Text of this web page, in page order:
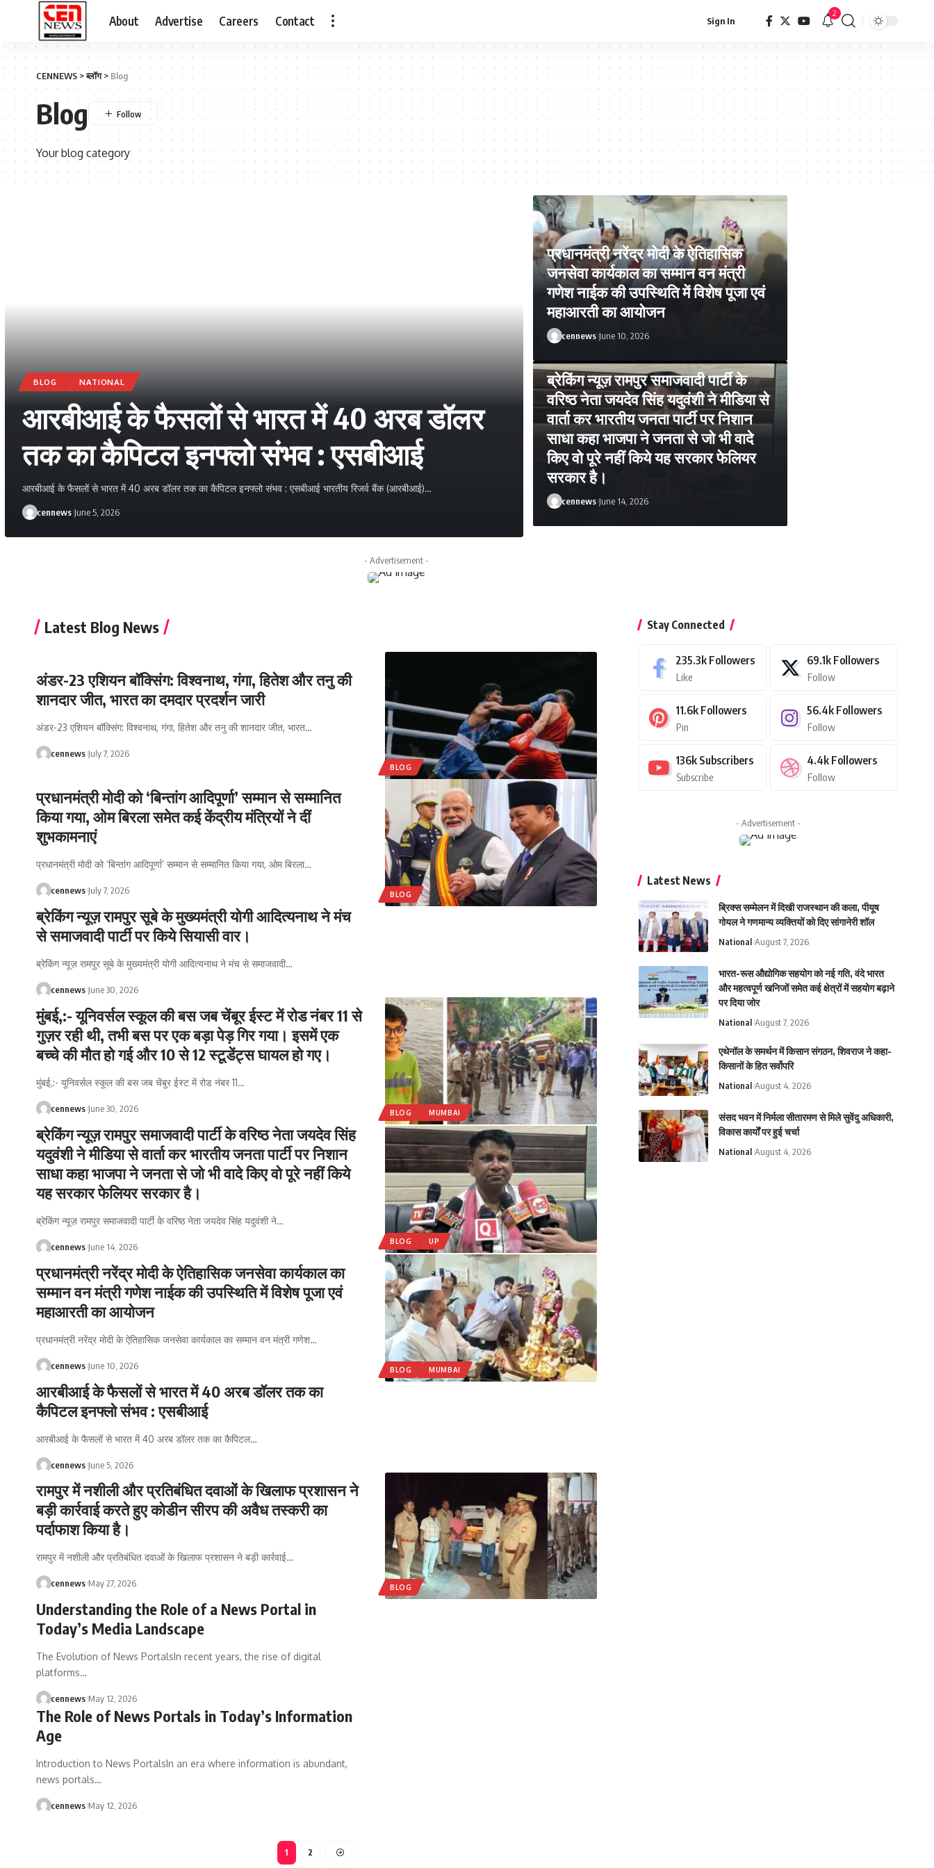
About Advertise Careers Contact Sign In
2
CENNEWS>ब्लॉग>Blog
Blog
Your blog category
BLOG NATIONAL
आरबीआई के फैसलों से भारत में 40 अरब डॉलर
तक का कैपिटल इनफ्लो संभव : एसबीआई
आरबीआई के फैसलों से भारत में 40 अरब डॉलर तक का कैपिटल इनफ्लो संभव : एसबीआई भारतीय रिजर्व बैंक (आरबीआई)…
cennews June 5, 2026 cennews
प्रधानमंत्री नरेंद्र मोदी के ऐतिहासिक
जनसेवा कार्यकाल का सम्मान वन मंत्री
गणेश नाईक की उपस्थिति में विशेष पूजा एवं
महाआरती का आयोजन
cennews June 10, 2026
ब्रेकिंग न्यूज़ रामपुर समाजवादी पार्टी के
वरिष्ठ नेता जयदेव सिंह यदुवंशी ने मीडिया से
वार्ता कर भारतीय जनता पार्टी पर निशान
साधा कहा भाजपा ने जनता से जो भी वादे
किए वो पूरे नहीं किये यह सरकार फेलियर
सरकार है।
cennews June 14, 2026
- Advertisement -
Latest Blog News
BLOG
अंडर-23 एशियन बॉक्सिंग: विश्वनाथ, गंगा, हितेश और तनु की
शानदार जीत, भारत का दमदार प्रदर्शन जारी
अंडर-23 एशियन बॉक्सिंग: विश्वनाथ, गंगा, हितेश और तनु की शानदार जीत, भारत…
cennews July 7, 2026
BLOG
प्रधानमंत्री मोदी को ‘बिन्तांग आदिपूर्णा’ सम्मान से सम्मानित
किया गया, ओम बिरला समेत कई केंद्रीय मंत्रियों ने दीं
शुभकामनाएं
प्रधानमंत्री मोदी को ‘बिन्तांग आदिपूर्णा’ सम्मान से सम्मानित किया गया, ओम बिरला…
cennews July 7, 2026
ब्रेकिंग न्यूज़ रामपुर सूबे के मुख्यमंत्री योगी आदित्यनाथ ने मंच
से समाजवादी पार्टी पर किये सियासी वार।
ब्रेकिंग न्यूज़ रामपुर सूबे के मुख्यमंत्री योगी आदित्यनाथ ने मंच से समाजवादी…
cennews June 30, 2026
BLOG MUMBAI
मुंबई,:- यूनिवर्सल स्कूल की बस जब चेंबूर ईस्ट में रोड नंबर 11 से
गुज़र रही थी, तभी बस पर एक बड़ा पेड़ गिर गया। इसमें एक
बच्चे की मौत हो गई और 10 से 12 स्टूडेंट्स घायल हो गए।
मुंबई,:- यूनिवर्सल स्कूल की बस जब चेंबूर ईस्ट में रोड नंबर 11…
cennews June 30, 2026
BLOG UP
ब्रेकिंग न्यूज़ रामपुर समाजवादी पार्टी के वरिष्ठ नेता जयदेव सिंह
यदुवंशी ने मीडिया से वार्ता कर भारतीय जनता पार्टी पर निशान
साधा कहा भाजपा ने जनता से जो भी वादे किए वो पूरे नहीं किये
यह सरकार फेलियर सरकार है।
ब्रेकिंग न्यूज़ रामपुर समाजवादी पार्टी के वरिष्ठ नेता जयदेव सिंह यदुवंशी ने…
cennews June 14, 2026
BLOG MUMBAI
प्रधानमंत्री नरेंद्र मोदी के ऐतिहासिक जनसेवा कार्यकाल का
सम्मान वन मंत्री गणेश नाईक की उपस्थिति में विशेष पूजा एवं
महाआरती का आयोजन
प्रधानमंत्री नरेंद्र मोदी के ऐतिहासिक जनसेवा कार्यकाल का सम्मान वन मंत्री गणेश…
cennews June 10, 2026
आरबीआई के फैसलों से भारत में 40 अरब डॉलर तक का
कैपिटल इनफ्लो संभव : एसबीआई
आरबीआई के फैसलों से भारत में 40 अरब डॉलर तक का कैपिटल…
cennews June 5, 2026
BLOG
रामपुर में नशीली और प्रतिबंधित दवाओं के खिलाफ प्रशासन ने
बड़ी कार्रवाई करते हुए कोडीन सीरप की अवैध तस्करी का
पर्दाफाश किया है।
रामपुर में नशीली और प्रतिबंधित दवाओं के खिलाफ प्रशासन ने बड़ी कार्रवाई…
cennews May 27, 2026
Understanding the Role of a News Portal in
Today’s Media Landscape
The Evolution of News PortalsIn recent years, the rise of digital
platforms…
cennews May 12, 2026
The Role of News Portals in Today’s Information
Age
Introduction to News PortalsIn an era where information is abundant,
news portals…
cennews May 12, 2026
1 2
Stay Connected
235.3k Followers
Like
69.1k Followers
Follow
11.6k Followers
Pin
56.4k Followers
Follow
136k Subscribers
Subscribe
4.4k Followers
Follow
- Advertisement -
Latest News
ब्रिक्स सम्मेलन में दिखी राजस्थान की कला, पीयूष
गोयल ने गणमान्य व्यक्तियों को दिए सांगानेरी शॉल
National August 7, 2026
भारत-रूस औद्योगिक सहयोग को नई गति, वंदे भारत
और महत्वपूर्ण खनिजों समेत कई क्षेत्रों में सहयोग बढ़ाने
पर दिया जोर
National August 7, 2026
एथेनॉल के समर्थन में किसान संगठन, शिवराज ने कहा-
किसानों के हित सर्वोपरि
National August 4, 2026
संसद भवन में निर्मला सीतारमण से मिले सुवेंदु अधिकारी,
विकास कार्यों पर हुई चर्चा
National August 4, 2026